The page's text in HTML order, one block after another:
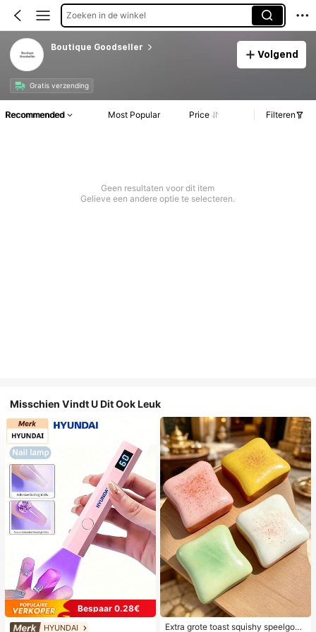
Zoeken in de winkel
Boutique Goodseller
Volgend
Gratis verzending
Recommended Most Popular Price Filteren
Geen resultaten voor dit item
Gelieve een andere optie te selecteren.
Misschien Vindt U Dit Ook Leuk
Bespaar 0.28€
HYUNDAI
Extra grote toast squishy speelgoe